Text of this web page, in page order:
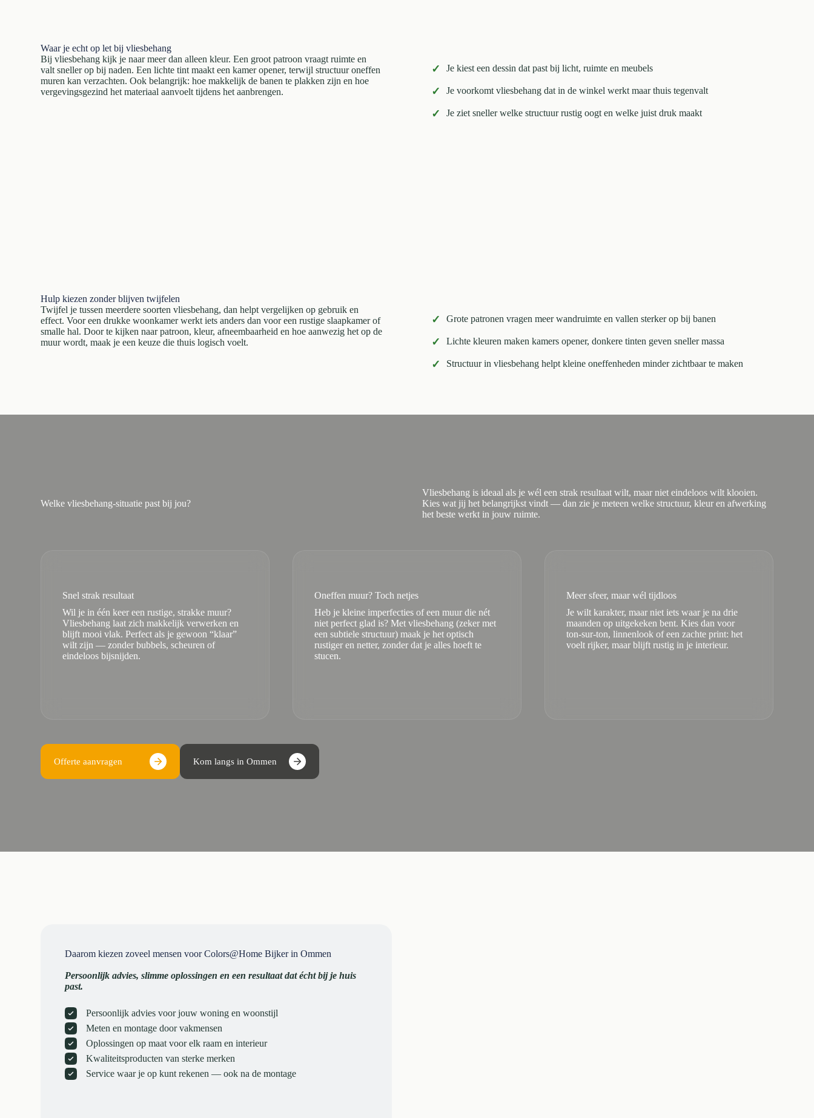
Waar je echt op let bij vliesbehang
Bij vliesbehang kijk je naar meer dan alleen kleur. Een groot patroon vraagt ruimte en
valt sneller op bij naden. Een lichte tint maakt een kamer opener, terwijl structuur oneffen
muren kan verzachten. Ook belangrijk: hoe makkelijk de banen te plakken zijn en hoe
vergevingsgezind het materiaal aanvoelt tijdens het aanbrengen.
✓ Je kiest een dessin dat past bij licht, ruimte en meubels
✓ Je voorkomt vliesbehang dat in de winkel werkt maar thuis tegenvalt
✓ Je ziet sneller welke structuur rustig oogt en welke juist druk maakt
Hulp kiezen zonder blijven twijfelen
Twijfel je tussen meerdere soorten vliesbehang, dan helpt vergelijken op gebruik en
effect. Voor een drukke woonkamer werkt iets anders dan voor een rustige slaapkamer of
smalle hal. Door te kijken naar patroon, kleur, afneembaarheid en hoe aanwezig het op de
muur wordt, maak je een keuze die thuis logisch voelt.
✓ Grote patronen vragen meer wandruimte en vallen sterker op bij banen
✓ Lichte kleuren maken kamers opener, donkere tinten geven sneller massa
✓ Structuur in vliesbehang helpt kleine oneffenheden minder zichtbaar te maken
Welke vliesbehang-situatie past bij jou?
Vliesbehang is ideaal als je wél een strak resultaat wilt, maar niet eindeloos wilt klooien.
Kies wat jij het belangrijkst vindt — dan zie je meteen welke structuur, kleur en afwerking
het beste werkt in jouw ruimte.
Snel strak resultaat
Wil je in één keer een rustige, strakke muur?
Vliesbehang laat zich makkelijk verwerken en
blijft mooi vlak. Perfect als je gewoon “klaar”
wilt zijn — zonder bubbels, scheuren of
eindeloos bijsnijden.
Oneffen muur? Toch netjes
Heb je kleine imperfecties of een muur die nét
niet perfect glad is? Met vliesbehang (zeker met
een subtiele structuur) maak je het optisch
rustiger en netter, zonder dat je alles hoeft te
stucen.
Meer sfeer, maar wél tijdloos
Je wilt karakter, maar niet iets waar je na drie
maanden op uitgekeken bent. Kies dan voor
ton-sur-ton, linnenlook of een zachte print: het
voelt rijker, maar blijft rustig in je interieur.
Offerte aanvragen Kom langs in Ommen
Daarom kiezen zoveel mensen voor Colors@Home Bijker in Ommen
Persoonlijk advies, slimme oplossingen en een resultaat dat écht bij je huis
past.
Persoonlijk advies voor jouw woning en woonstijl
Meten en montage door vakmensen
Oplossingen op maat voor elk raam en interieur
Kwaliteitsproducten van sterke merken
Service waar je op kunt rekenen — ook na de montage